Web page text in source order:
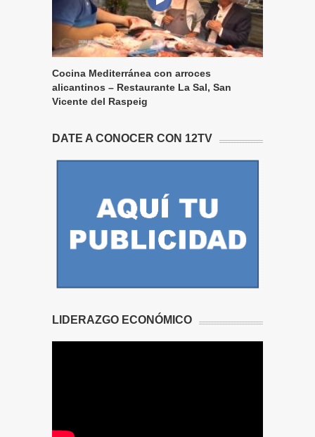
Cocina Mediterránea con arroces
alicantinos – Restaurante La Sal, San
Vicente del Raspeig
DATE A CONOCER CON 12TV
LIDERAZGO ECONÓMICO